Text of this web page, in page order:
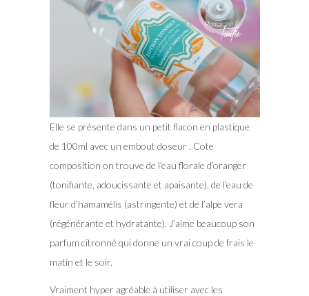
Elle se présente dans un petit flacon en plastique
de 100ml avec un embout doseur . Cote
composition on trouve de l’eau florale d’oranger
(tonifiante, adoucissante et apaisante), de l’eau de
fleur d’hamamélis (astringente) et de l’alpe vera
(régénérante et hydratante). J’aime beaucoup son
parfum citronné qui donne un vrai coup de frais le
matin et le soir.
Vraiment hyper agréable à utiliser avec les